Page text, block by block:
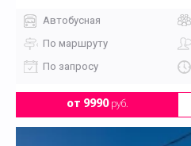
Автобусная
По маршруту
По запросу
от 9990руб.